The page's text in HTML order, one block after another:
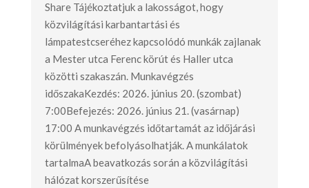
Share Tájékoztatjuk a lakosságot, hogy
közvilágítási karbantartási és
lámpatestcseréhez kapcsolódó munkák zajlanak
a Mester utca Ferenc körút és Haller utca
közötti szakaszán. Munkavégzés
időszakaKezdés: 2026. június 20. (szombat)
7:00Befejezés: 2026. június 21. (vasárnap)
17:00 A munkavégzés időtartamát az időjárási
körülmények befolyásolhatják. A munkálatok
tartalmaA beavatkozás során a közvilágítási
hálózat korszerűsítése